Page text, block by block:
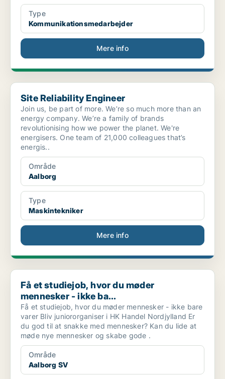
Type
Kommunikationsmedarbejder
Mere info
Site Reliability Engineer
Site Reliability Engineer
Join us, be part of more. We’re so much more than an
energy company. We’re a family of brands
revolutionising how we power the planet. We're
energisers. One team of 21,000 colleagues that’s
energis..
Område
Aalborg
Type
Maskintekniker
Mere info
Få et studiejob, hvor du møder mennesker - ikke ba...
Få et studiejob, hvor du møder
mennesker - ikke ba...
Få et studiejob, hvor du møder mennesker - ikke bare
varer Bliv juniororganiser i HK Handel Nordjylland Er
du god til at snakke med mennesker? Kan du lide at
møde nye mennesker og skabe gode .
Område
Aalborg SV